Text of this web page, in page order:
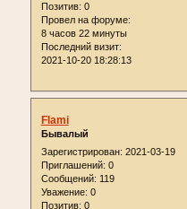
Позитив: 0
Провел на форуме:
8 часов 22 минуты
Последний визит:
2021-10-20 18:28:13
Flami
Бывалый
Зарегистрирован: 2021-03-19
Приглашений: 0
Сообщений: 119
Уважение: 0
Позитив: 0